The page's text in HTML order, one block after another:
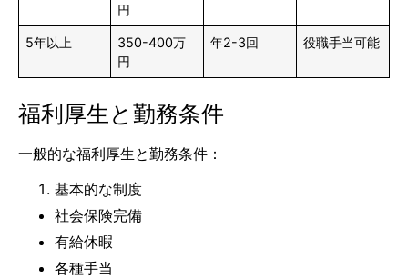
円
5年以上
350-400万
円
年2-3回 役職手当可能
福利厚生と勤務条件
一般的な福利厚生と勤務条件：
基本的な制度
社会保険完備
有給休暇
各種手当